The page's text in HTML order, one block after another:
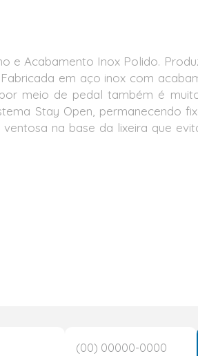
e Acabamento Inox Polido.
em aço inox com
meio de pedal também é
Stay Open, permanecendo
na base da lixeira que